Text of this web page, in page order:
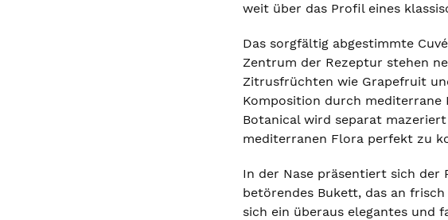
weit über das Profil eines
Das sorgfältig abgestimmte
Zentrum der Rezeptur stehen
Zitrusfrüchten wie Grapefruit
Komposition durch mediterrane
Botanical wird separat
mediterranen Flora perfekt zu
In der Nase präsentiert sich der
betörendes Bukett, das an
sich ein überaus elegantes und